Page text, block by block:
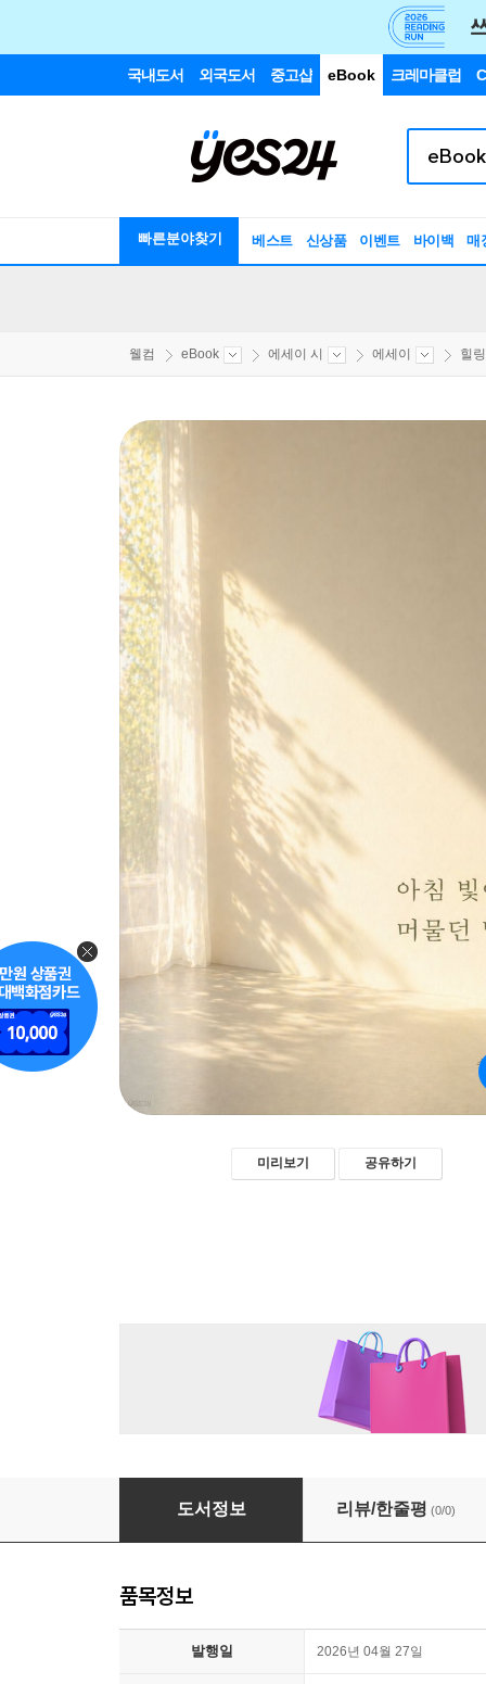
국내도서 외국도서 중고샵 eBook 크레마클럽
빠른분야찾기 베스트 신상품 이벤트 바이백 매
웰컴 eBook 에세이 시 에세이 힐
미리보기 공유하기
아침 빛이 머물던 날
도서정보 리뷰/한줄평 (0/0)
품목정보
발행일 2026년 04월 27일